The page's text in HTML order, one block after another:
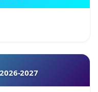
2027